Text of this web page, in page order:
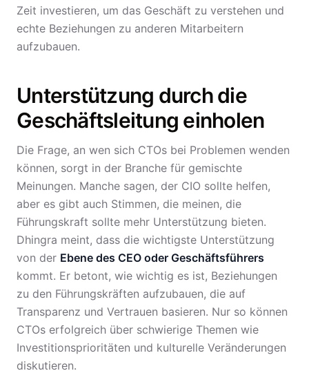
Zeit investieren, um das Geschäft zu verstehen und
echte Beziehungen zu anderen Mitarbeitern
aufzubauen.
Unterstützung durch die
Geschäftsleitung einholen
Die Frage, an wen sich CTOs bei Problemen wenden
können, sorgt in der Branche für gemischte
Meinungen. Manche sagen, der CIO sollte helfen,
aber es gibt auch Stimmen, die meinen, die
Führungskraft sollte mehr Unterstützung bieten.
Dhingra meint, dass die wichtigste Unterstützung
von der Ebene des CEO oder Geschäftsführers
kommt. Er betont, wie wichtig es ist, Beziehungen
zu den Führungskräften aufzubauen, die auf
Transparenz und Vertrauen basieren. Nur so können
CTOs erfolgreich über schwierige Themen wie
Investitionsprioritäten und kulturelle Veränderungen
diskutieren.